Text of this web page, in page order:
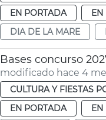
EN PORTADA
EN
DIA DE LA MARE
Bases concurso
modificado hace 4
CULTURA Y FIESTAS
EN PORTADA
EN